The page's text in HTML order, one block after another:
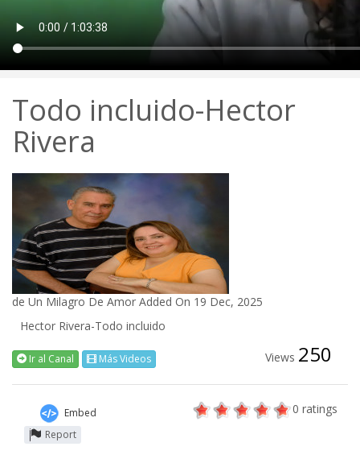
Todo incluido-Hector
Rivera
de Un Milagro De Amor Added On 19 Dec, 2025
Hector Rivera-Todo incluido
Ir al Canal Más Videos Views 250
Embed
Report
0 ratings